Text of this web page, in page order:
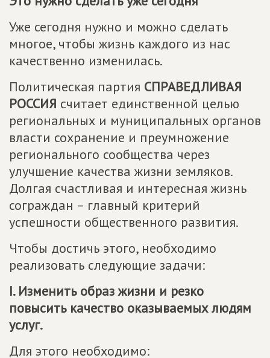
Уже сегодня нужно и можно сделать
многое, чтобы жизнь каждого из нас
качественно изменилась.
Политическая партия СПРАВЕДЛИВАЯ
РОССИЯ считает единственной целью
региональных и муниципальных органов
власти сохранение и преумножение
регионального сообщества через
улучшение качества жизни земляков.
Долгая счастливая и интересная жизнь
сограждан – главный критерий
успешности общественного развития.
Чтобы достичь этого, необходимо
реализовать следующие задачи:
I. Изменить образ жизни и резко
повысить качество оказываемых людям
услуг.
Для этого необходимо: